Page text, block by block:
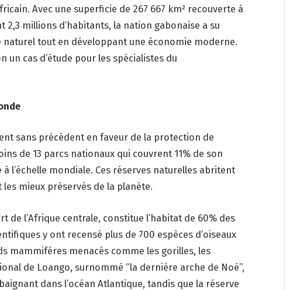
Avec une superficie de 267 667 km² recouverte à
millions d’habitants, la nation gabonaise a su
tout en développant une économie moderne.
un cas d’étude pour les spécialistes du
sans précédent en faveur de la protection de
de 13 parcs nationaux qui couvrent 11% de son
mondiale. Ces réserves naturelles abritent
mieux préservés de la planète.
de l’Afrique centrale, constitue l’habitat de 60% des
y ont recensé plus de 700 espèces d’oiseaux
mammifères menacés comme les gorilles, les
de Loango, surnommé “la dernière arche de Noé”,
dans l’océan Atlantique, tandis que la réserve